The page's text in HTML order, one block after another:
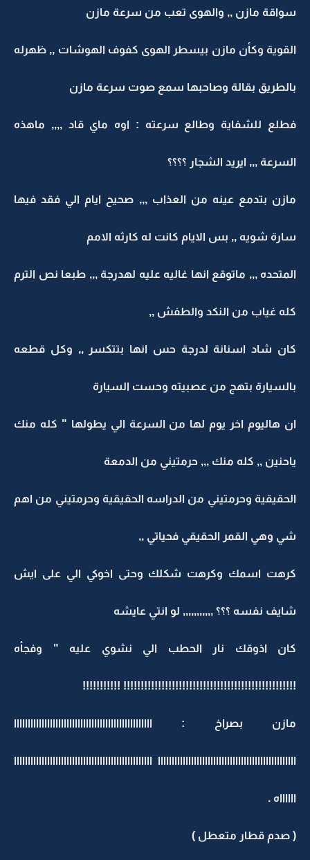
سواقة مازن ,, والهوى تعب من سرعة مازن
القوية وكأن مازن بيسطر الهوى كفوف الهوشات ,, ظهرله
بالطريق بقالة وصاحبها سمع صوت سرعة مازن
فطلع للشفاية وطالع سرعته : اوه ماي قاد ,,,, ماهذه
السرعة ,,, ايريد الشجار ؟؟؟؟
مازن بتدمع عينه من العذاب ,,, صحيح ايام الي فقد فيها
سارة شويه ,, بس الايام كانت له كارثه الامم
المتحده ,,, ماتوقع انها غاليه عليه لهدرجة ,,, طبعا نص الترم
كله غياب من النكد والطفش ,,
كان شاد اسنانة لدرجة حس انها بتتكسر ,, وكل قطعه
بالسيارة بتهج من عصبيته وحست السيارة
ان هاليوم اخر يوم لها من السرعة الي يطولها " كله منك
ياحنين ,, كله منك ,,, حرمتيني من الدمعة
الحقيقية وحرمتيني من الدراسه الحقيقية وحرمتيني من اهم
شي وهي القمر الحقيقي فحياتي ,,
كرهت اسمك وكرهت شكلك وحتى اخوكي الي على ايش
شايف نفسه ؟؟؟ ,,,,,,,,,,, لو انتي عايشه
كان اذوقك نار الحطب الي نشوي عليه " وفجأه
!!!!!!!!!!!!!!!!!!!!!!!!!!!!!!!!!!!!!!!!!!!!!!!!!! !!!!!!!!!!!
مازن بصراخ : اااااااااااااااااااااااااااااااااااااااااااااااااا
اااااااااااااااااااااااااااااااااااااااااااااااااا اااااااااااااااااااااااااااااااااااااااااااااااااا
ااااااه .
( صدم قطار متعطل )